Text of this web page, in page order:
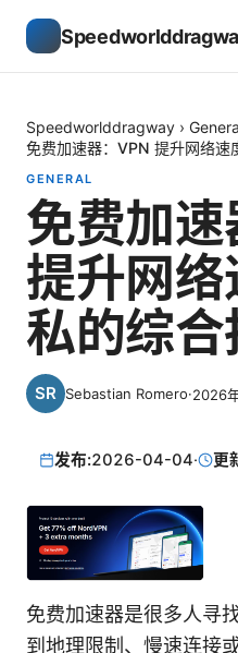
Speedworlddragway ›
免费加速器：VPN 提升网络速
GENERAL
免费加
提升网
私的综合
Sebastian Romero·2026
发布:2026-04-04· 更
免费加速器是很多人寻
到地理限制、慢速连接